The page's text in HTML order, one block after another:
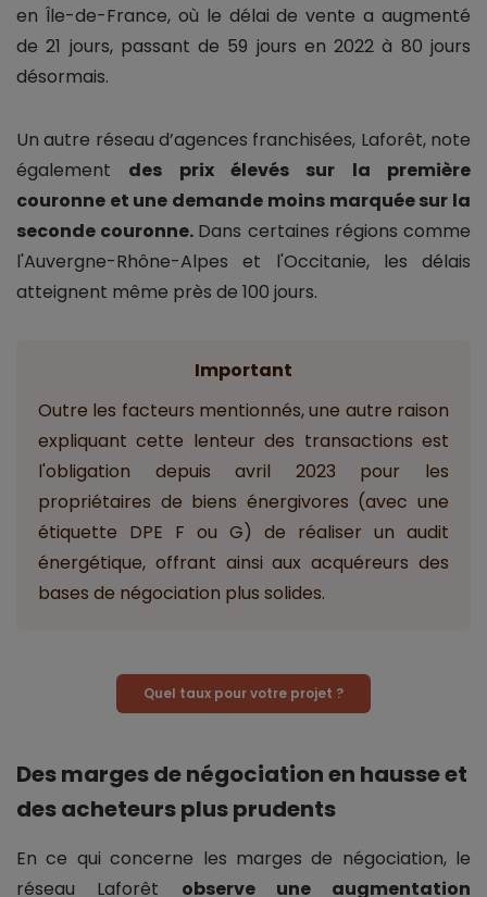
en Île-de-France, où le délai de vente a augmenté
de 21 jours, passant de 59 jours en 2022 à 80 jours
désormais.
Un autre réseau d’agences franchisées, Laforêt, note
également des prix élevés sur la première
couronne et une demande moins marquée sur la
seconde couronne. Dans certaines régions comme
l'Auvergne-Rhône-Alpes et l'Occitanie, les délais
atteignent même près de 100 jours.
Important
Outre les facteurs mentionnés, une autre raison
expliquant cette lenteur des transactions est
l'obligation depuis avril 2023 pour les
propriétaires de biens énergivores (avec une
étiquette DPE F ou G) de réaliser un audit
énergétique, offrant ainsi aux acquéreurs des
bases de négociation plus solides.
Quel taux pour votre projet ?
Des marges de négociation en hausse et
des acheteurs plus prudents
En ce qui concerne les marges de négociation, le
réseau Laforêt observe une augmentation